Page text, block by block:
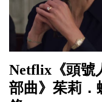
Netflix《頭號
部曲》茱莉．